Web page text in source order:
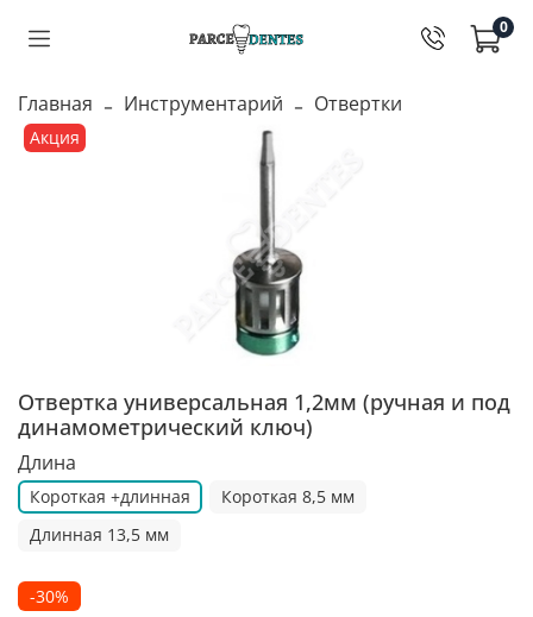
0
Главная Инструментарий Отвертки
Акция
Отвертка универсальная 1,2мм (ручная и под
динамометрический ключ)
Длина
Короткая +длинная
Короткая 8,5 мм
Длинная 13,5 мм
-30%